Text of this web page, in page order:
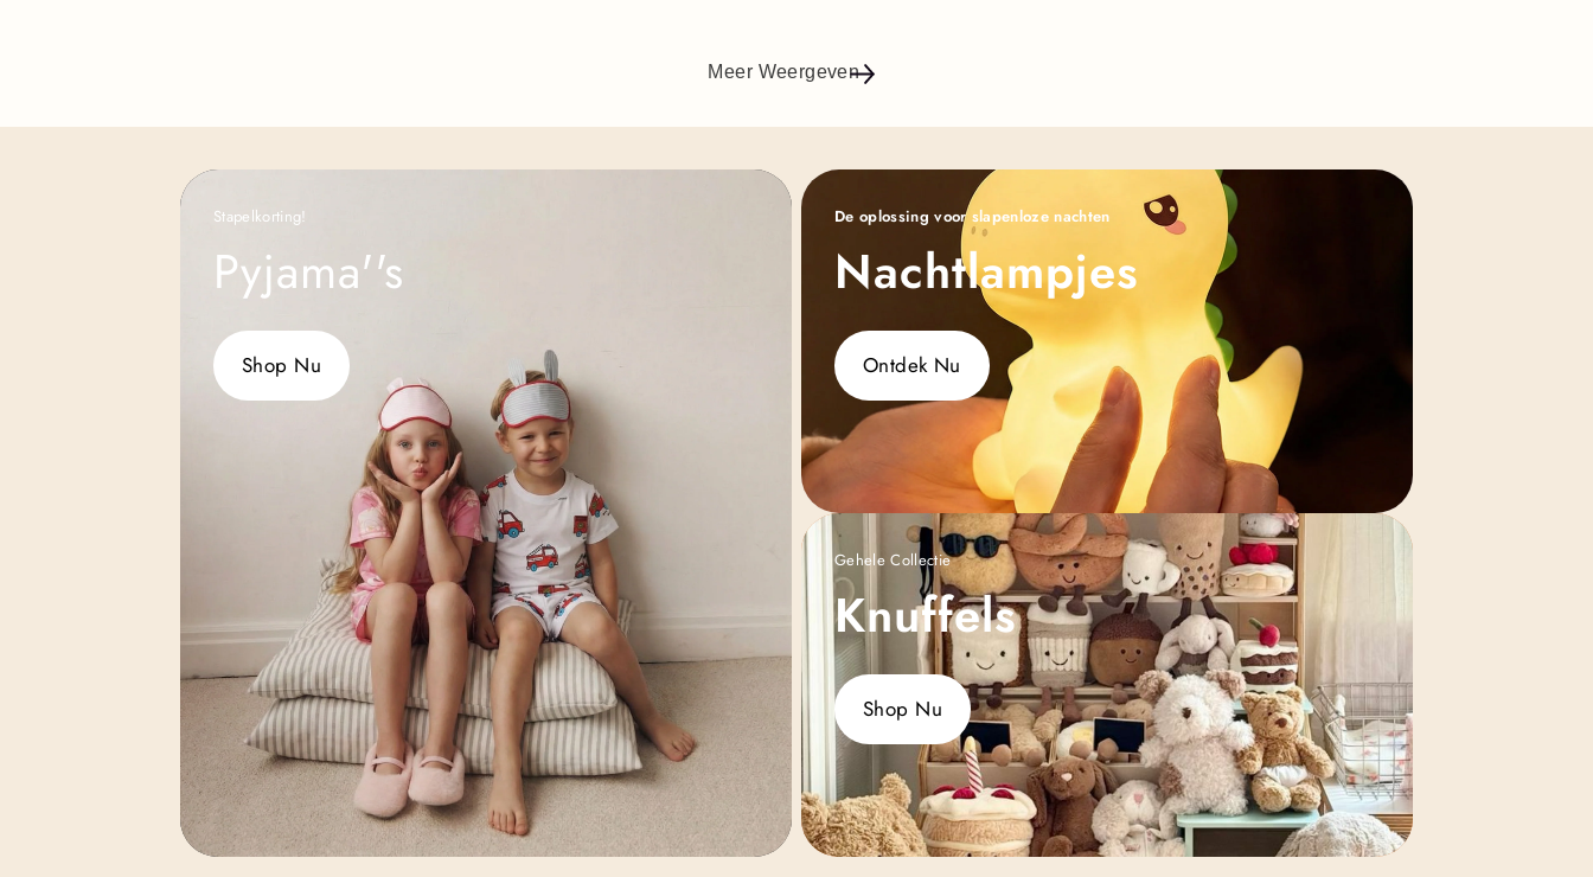
Meer Weergeven
Stapelkorting!
Pyjama''s
Shop Nu
De oplossing voor slapenloze nachten
Nachtlampjes
Ontdek Nu
Gehele Collectie
Knuffels
Shop Nu